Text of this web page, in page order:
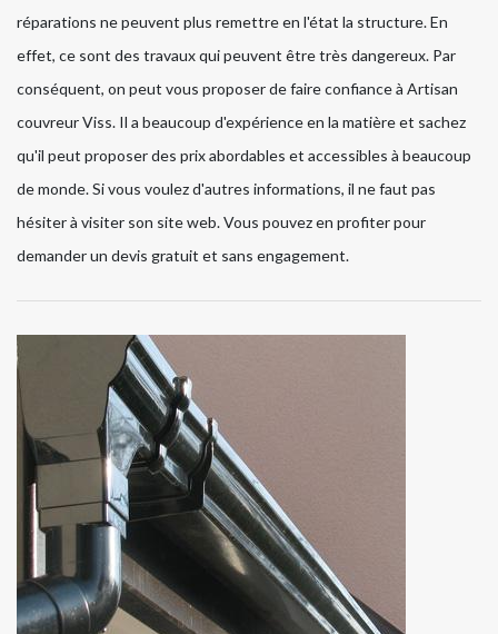
réparations ne peuvent plus remettre en l'état la structure. En
effet, ce sont des travaux qui peuvent être très dangereux. Par
conséquent, on peut vous proposer de faire confiance à Artisan
couvreur Viss. Il a beaucoup d'expérience en la matière et sachez
qu'il peut proposer des prix abordables et accessibles à beaucoup
de monde. Si vous voulez d'autres informations, il ne faut pas
hésiter à visiter son site web. Vous pouvez en profiter pour
demander un devis gratuit et sans engagement.